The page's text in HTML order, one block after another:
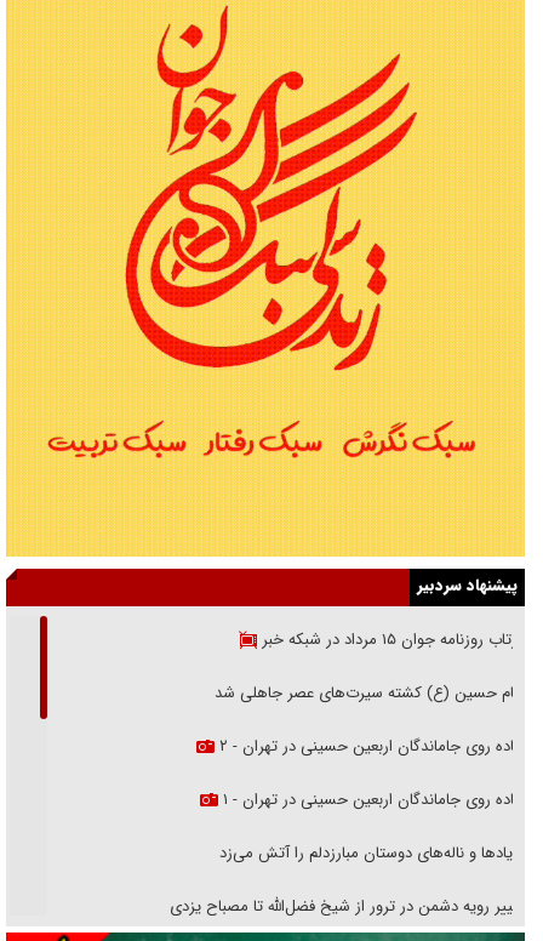
پیشنهاد سردبیر
بازتاب روزنامه جوان ۱۵ مرداد در شبکه خبر
امام حسین (ع) کشته سیرت‌های عصر جاهلی شد
پیاده روی جاماندگان اربعین حسینی در تهران - ۲
پیاده روی جاماندگان اربعین حسینی در تهران - ۱
فریاد‌ها و ناله‌های دوستان مبارزدلم را آتش می‌زد
تغییر رویه دشمن در ترور از شیخ فضل‌الله تا مصباح یزدی